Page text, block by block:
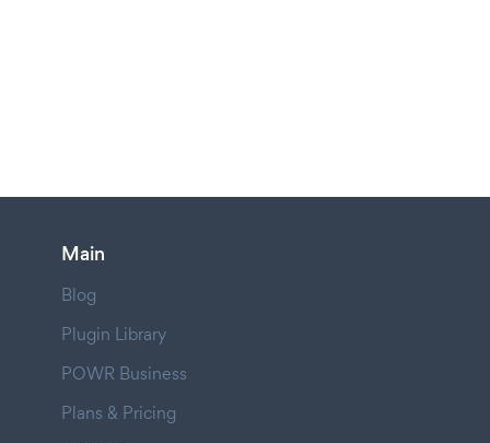
Main
Blog
Plugin Library
POWR Business
Plans & Pricing